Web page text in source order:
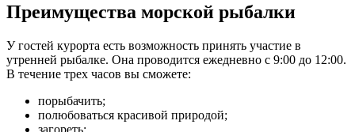
Преимущества морской рыбалки
У гостей курорта есть возможность принять участие в
утренней рыбалке. Она проводится ежедневно с 9:00 до 12:00.
В течение трех часов вы сможете:
порыбачить;
полюбоваться красивой природой;
загореть;